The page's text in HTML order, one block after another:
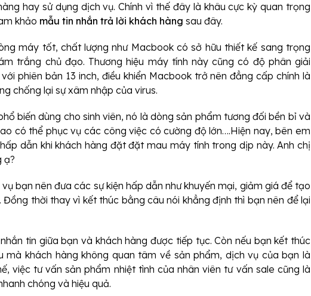
hay sử dụng dịch vụ. Chính vì thế đây là khâu cực kỳ quan trọng
khảo mẫu tin nhắn trả lời khách hàng sau đây.
máy tốt, chất lượng như Macbook có sở hữu thiết kế sang trọng
trắng chủ đạo. Thương hiệu máy tính này cũng có độ phân giải
phiên bản 13 inch, điều khiển Macbook trở nên đẳng cấp chính là
chống lại sự xâm nhập của virus.
biến dùng cho sinh viên, nó là dòng sản phẩm tương đối bền bỉ và
có thể phục vụ các công việc có cường độ lớn….Hiện nay, bên em
dẫn khi khách hàng đặt đặt mau máy tính trong dịp này. Anh chị
ạ?
bạn nên đưa các sự kiện hấp dẫn như khuyến mại, giảm giá để tạo
Đồng thời thay vì kết thúc bằng câu nói khẳng định thì bạn nên để lại
tin giữa bạn và khách hàng được tiếp tục. Còn nếu bạn kết thúc
mà khách hàng không quan tâm về sản phẩm, dịch vụ của bạn là
việc tư vấn sản phẩm nhiệt tình của nhân viên tư vấn sale cũng là
chóng và hiệu quả.